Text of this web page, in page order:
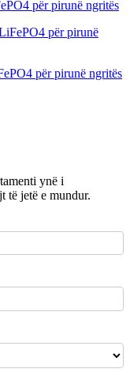
për pirunë ngritës
për pirunë ngritës
ynë i
të jetë e mundur.